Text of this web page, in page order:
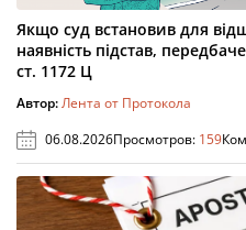
Якщо суд встановив для
наявність підстав,
ст. 1172 Ц
Автор:Лента от Протокола
06.08.2026Просмотров: 159